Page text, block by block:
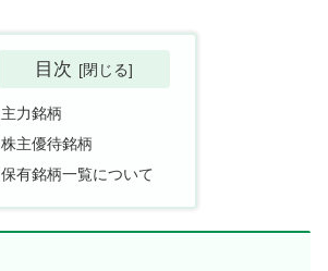
目次
主力銘柄
株主優待銘柄
保有銘柄一覧について